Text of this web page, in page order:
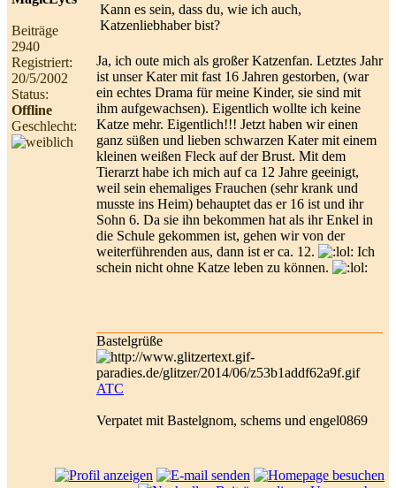
Beiträge
2940
Registriert:
20/5/2002
Status:
Offline
Geschlecht:
Kann es sein, dass du, wie ich auch,
Katzenliebhaber bist?
Ja, ich oute mich als großer Katzenfan. Letztes Jahr
ist unser Kater mit fast 16 Jahren gestorben, (war
ein echtes Drama für meine Kinder, sie sind mit
ihm aufgewachsen). Eigentlich wollte ich keine
Katze mehr. Eigentlich!!! Jetzt haben wir einen
ganz süßen und lieben schwarzen Kater mit einem
kleinen weißen Fleck auf der Brust. Mit dem
Tierarzt habe ich mich auf ca 12 Jahre geeinigt,
weil sein ehemaliges Frauchen (sehr krank und
musste ins Heim) behauptet das er 16 ist und ihr
Sohn 6. Da sie ihn bekommen hat als ihr Enkel in
die Schule gekommen ist, gehen wir von der
weiterführenden aus, dann ist er ca. 12.
Ich
schein nicht ohne Katze leben zu können.
Bastelgrüße
ATC
Verpatet mit Bastelgnom, schems und engel0869